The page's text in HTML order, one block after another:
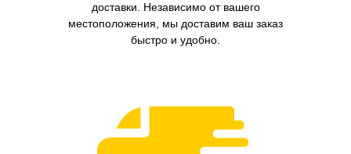
доставки. Независимо от вашего
местоположения, мы доставим ваш заказ
быстро и удобно.